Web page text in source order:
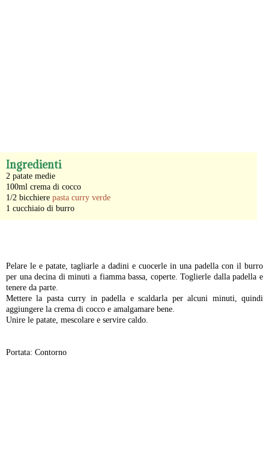
Ingredienti
2 patate medie
100ml crema di cocco
1/2 bicchiere pasta curry verde
1 cucchiaio di burro
Pelare le e patate, tagliarle a dadini e cuocerle in una padella con il burro
per una decina di minuti a fiamma bassa, coperte. Toglierle dalla padella e
tenere da parte.
Mettere la pasta curry in padella e scaldarla per alcuni minuti, quindi
aggiungere la crema di cocco e amalgamare bene.
Unire le patate, mescolare e servire caldo.
Portata: Contorno